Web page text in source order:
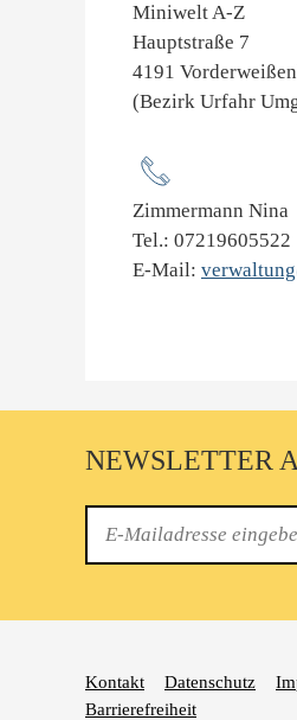
Miniwelt A-Z
Hauptstraße 7
4191
(Bezirk Urfahr
Zimmermann Nina
Tel.: 07219605522
E-Mail:
NEWSLETTER
Mail
Kontakt Datenschutz
Barrierefreiheit